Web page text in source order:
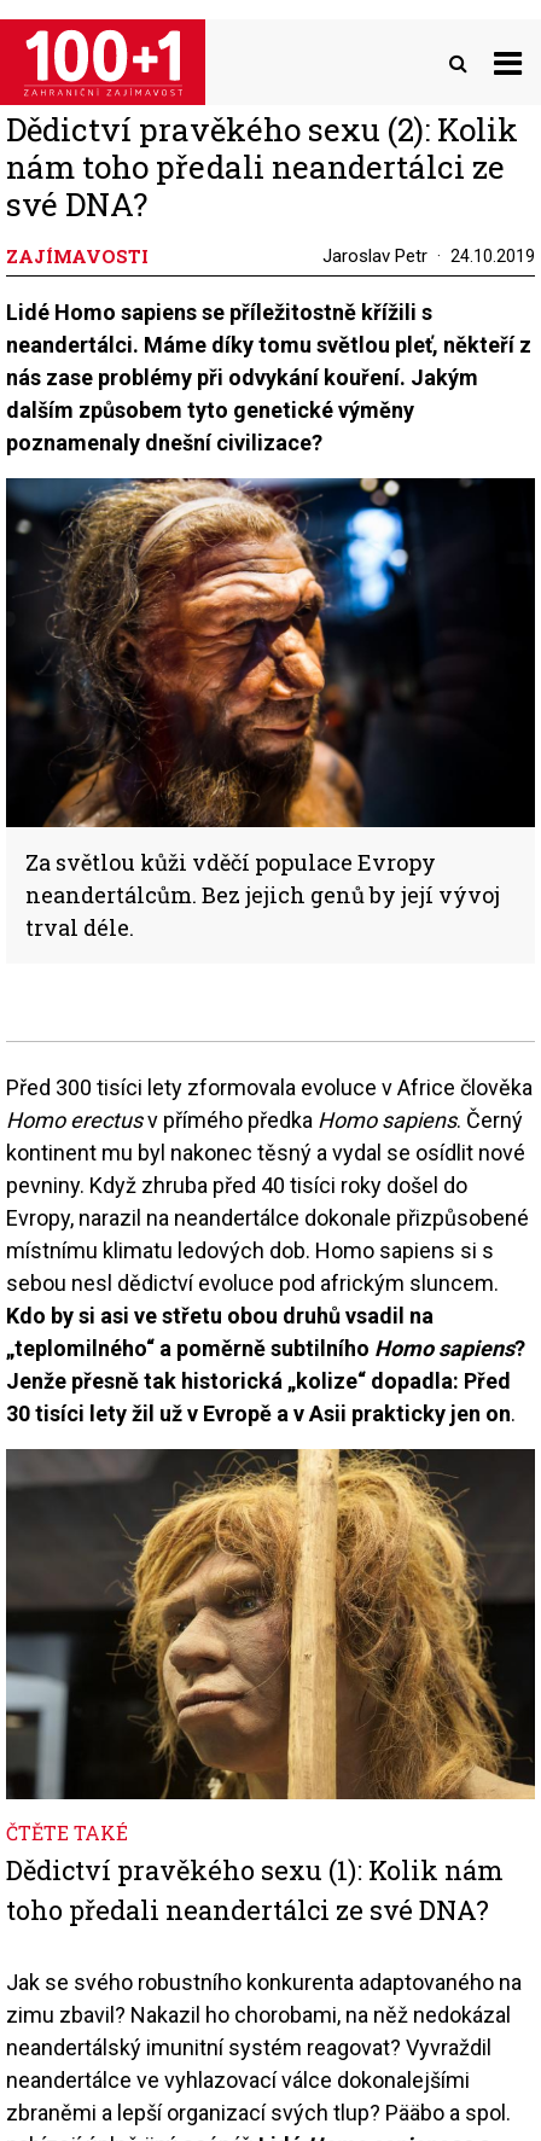
Přejít
hlavnímu
obsahu
Dědictví pravěkého sexu (2): Kolik
nám toho předali neandertálci ze
své DNA?
ZAJÍMAVOSTI Jaroslav Petr 24.10.2019
Lidé Homo sapiens se příležitostně křížili s
neandertálci. Máme díky tomu světlou pleť, někteří z
nás zase problémy při odvykání kouření. Jakým
dalším způsobem tyto genetické výměny
poznamenaly dnešní civilizace?
Za světlou kůži vděčí populace Evropy
neandertálcům. Bez jejich genů by její vývoj
trval déle.
Před 300 tisíci lety zformovala evoluce v Africe člověka
Homo erectusv přímého předka Homo sapiens. Černý
kontinent mu byl nakonec těsný a vydal se osídlit nové
pevniny. Když zhruba před 40 tisíci roky došel do
Evropy, narazil na neandertálce dokonale přizpůsobené
místnímu klimatu ledových dob. Homo sapiens si s
sebou nesl dědictví evoluce pod africkým sluncem.
Kdo by si asi ve střetu obou druhů vsadil na
„teplomilného“ a poměrně subtilního Homo sapiens?
Jenže přesně tak historická „kolize“ dopadla: Před
30 tisíci lety žil už v Evropě a v Asii prakticky jen on.
ČTĚTE TAKÉ
Dědictví pravěkého sexu (1): Kolik nám
toho předali neandertálci ze své DNA?
Jak se svého robustního konkurenta adaptovaného na
zimu zbavil? Nakazil ho chorobami, na něž nedokázal
neandertálský imunitní systém reagovat? Vyvraždil
neandertálce ve vyhlazovací válce dokonalejšími
zbraněmi a lepší organizací svých tlup? Pääbo a spol.